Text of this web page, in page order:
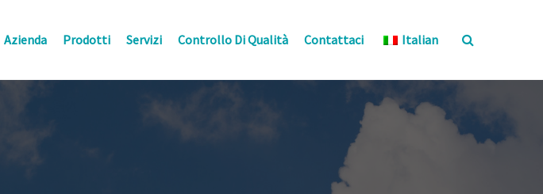
Azienda Prodotti Servizi Controllo Di Qualità Contattaci Italian